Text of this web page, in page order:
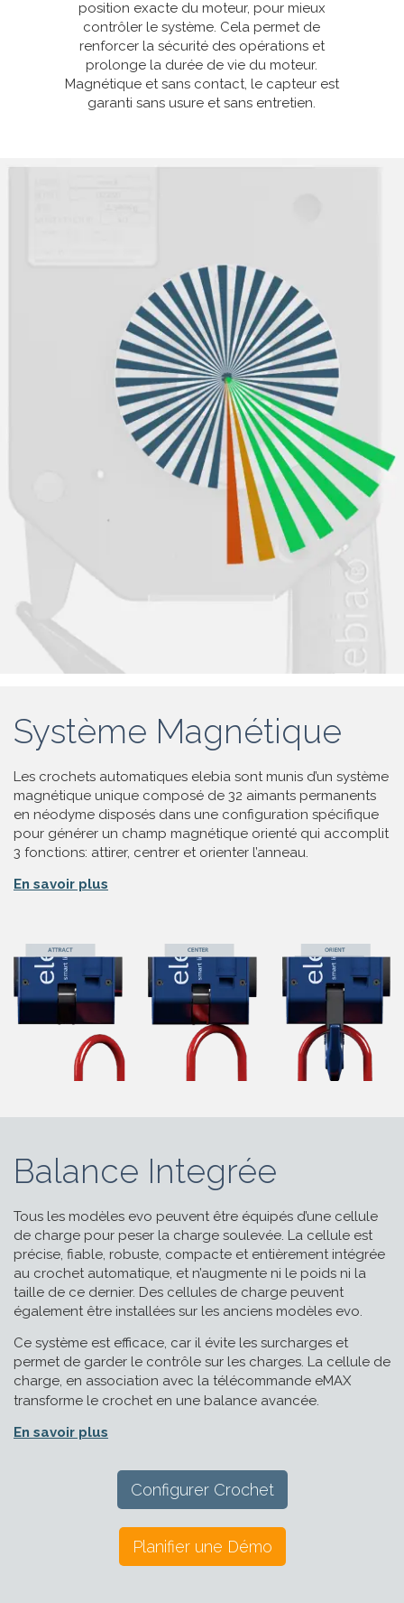
position exacte du moteur, pour mieux
contrôler le système. Cela permet de
renforcer la sécurité des opérations et
prolonge la durée de vie du moteur.
Magnétique et sans contact, le capteur est
garanti sans usure et sans entretien.
Système Magnétique
Les crochets automatiques elebia sont munis d’un système
magnétique unique composé de 32 aimants permanents
en néodyme disposés dans une configuration spécifique
pour générer un champ magnétique orienté qui accomplit
3 fonctions: attirer, centrer et orienter l’anneau.
En savoir plus
Balance Integrée
Tous les modèles evo peuvent être équipés d’une cellule
de charge pour peser la charge soulevée. La cellule est
précise, fiable, robuste, compacte et entièrement intégrée
au crochet automatique, et n’augmente ni le poids ni la
taille de ce dernier. Des cellules de charge peuvent
également être installées sur les anciens modèles evo.
Ce système est efficace, car il évite les surcharges et
permet de garder le contrôle sur les charges. La cellule de
charge, en association avec la télécommande eMAX
transforme le crochet en une balance avancée.
En savoir plus
Configurer Crochet
Planifier une Démo